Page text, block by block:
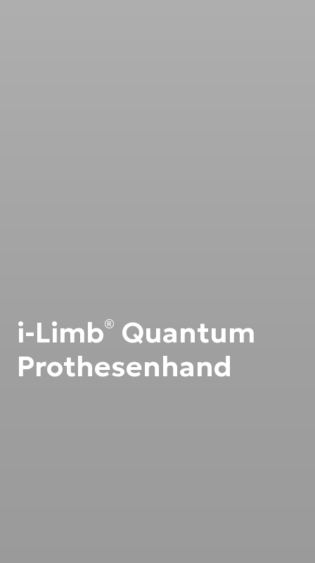
i-Limb® Quantum
Prothesenhand